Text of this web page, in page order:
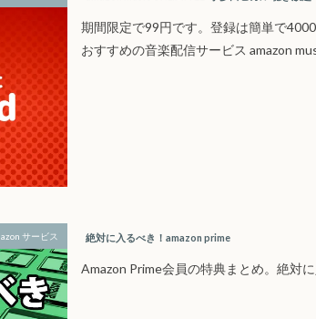
期間限定で99円です。登録は簡単で
おすすめの音楽配信サービス amazon
サービス 絶対に入るべき！amazon prime
Amazon Prime会員の特典まとめ。絶対に